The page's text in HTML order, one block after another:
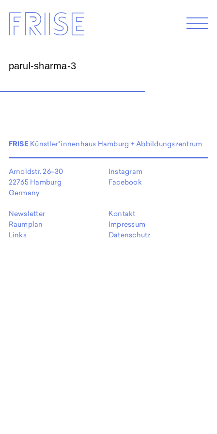
content
M
e
Frise
Programm 2026
Künstler*innenhaus Hamburg
Artist in Residence
Frise e.G.
EN
parul-sharma-3
FRISE Künstler*innenhaus Hamburg + Abbildungszentrum
Arnoldstr. 26–30
22765 Hamburg
Germany
Instagram
Facebook
Newsletter
Raumplan
Links
Kontakt
Impressum
Datenschutz